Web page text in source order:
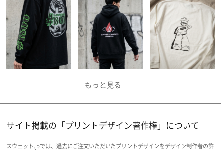
サイト掲載の「プリントデザイン著作権」について
スウェット.jpでは、過去にご注文いただいたプリントデザインをデザイン制作者の許